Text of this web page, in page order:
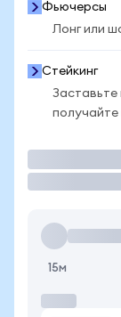
Фьючерсы
Лонг или
Стейкинг
15м